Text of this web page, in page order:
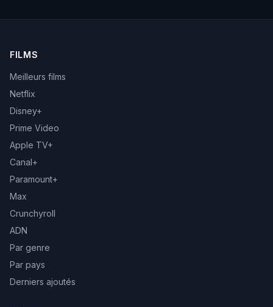
FILMS
Meilleurs films
Netflix
Disney+
Prime Video
Apple TV+
Canal+
Paramount+
Max
Crunchyroll
ADN
Par genre
Par pays
Derniers ajoutés